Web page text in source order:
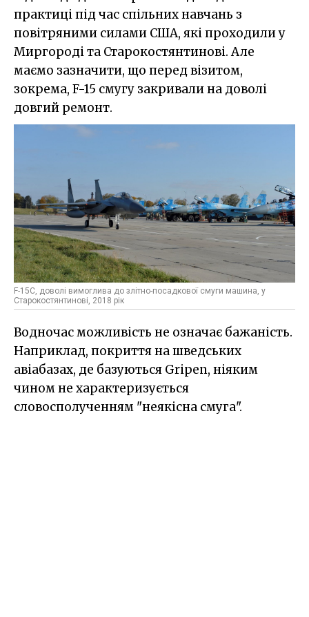
практиці під час спільних навчань з
повітряними силами США, які проходили у
Миргороді та Старокостянтинові. Але
маємо зазначити, що перед візитом,
зокрема, F-15 смугу закривали на доволі
довгий ремонт.
F-15C, доволі вимоглива до злітно-посадкової смуги машина, у
Старокостянтинові, 2018 рік
Водночас можливість не означає бажаність.
Наприклад, покриття на шведських
авіабазах, де базуються Gripen, ніяким
чином не характеризується
словосполученням "неякісна смуга".